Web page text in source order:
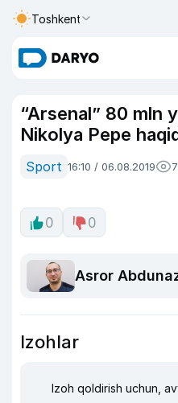
Toshkent
“Arsenal” 80 mln
Nikolya Pepe
Sport 16:10 / 06.08.2019
0 0
Asror
Izohlar
Izoh qoldirish uchun,